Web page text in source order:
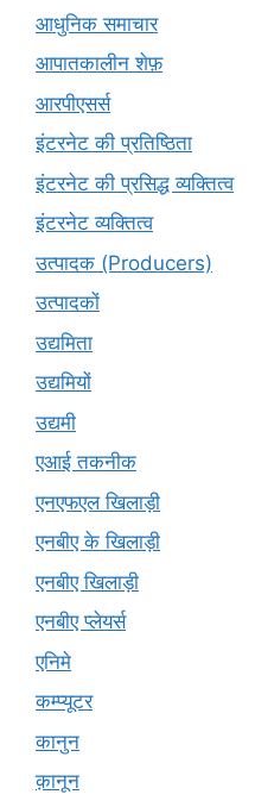
आधुनिक समाचार
आपातकालीन शेफ़
आरपीएसर्स
इंटरनेट की प्रतिष्ठिता
इंटरनेट की प्रसिद्ध व्यक्तित्व
इंटरनेट व्यक्तित्व
उत्पादक (Producers)
उत्पादकों
उद्यमिता
उद्यमियों
उद्यमी
एआई तकनीक
एनएफएल खिलाड़ी
एनबीए के खिलाड़ी
एनबीए खिलाड़ी
एनबीए प्लेयर्स
एनिमे
कम्प्यूटर
कानुन
क़ानून